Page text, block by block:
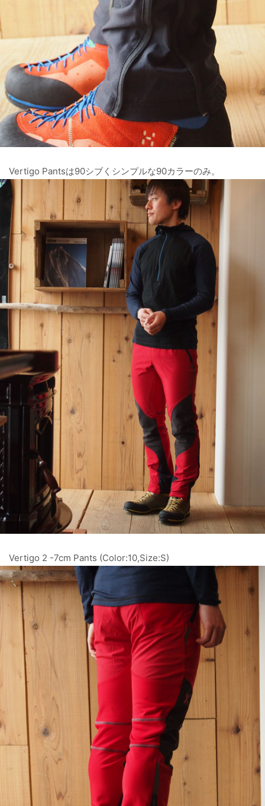
Vertigo Pantsは90シブくシンプルな90カラーのみ。
Vertigo 2 -7cm Pants (Color:10,Size:S)